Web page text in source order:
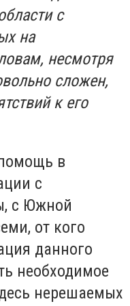
с
на
несмотря
сложен,
к его
в
с
с Южной
от кого
данного
необходимое
нерешаемых